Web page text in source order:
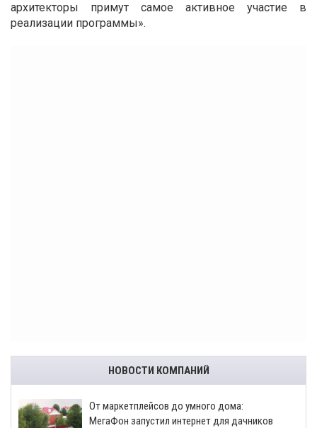
архитекторы примут самое активное участие в
реализации программы».
НОВОСТИ КОМПАНИЙ
От маркетплейсов до умного дома:
МегаФон запустил интернет для дачников